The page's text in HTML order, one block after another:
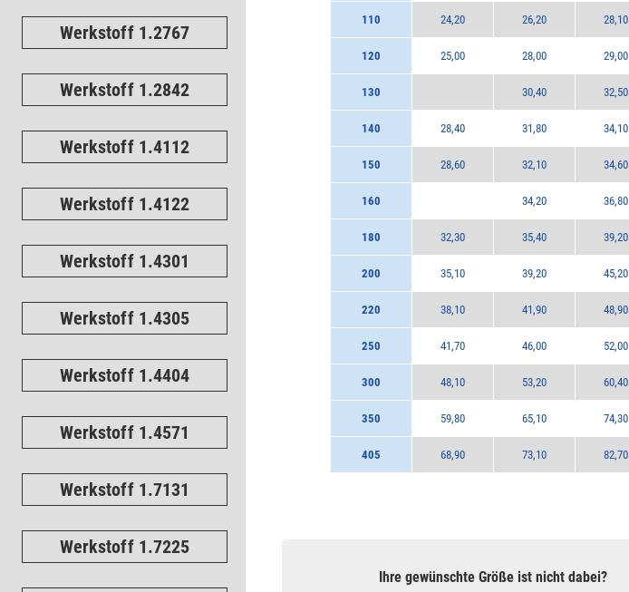
Werkstoff 1.2767
Werkstoff 1.2842
Werkstoff 1.4112
Werkstoff 1.4122
Werkstoff 1.4301
Werkstoff 1.4305
Werkstoff 1.4404
Werkstoff 1.4571
Werkstoff 1.7131
Werkstoff 1.7225
110 24,20 26,20 28,10
120 25,00 28,00 29,00
130 30,40 32,50
140 28,40 31,80 34,10
150 28,60 32,10 34,60
160 34,20 36,80
180 32,30 35,40 39,20
200 35,10 39,20 45,20
220 38,10 41,90 48,90
250 41,70 46,00 52,00
300 48,10 53,20 60,40
350 59,80 65,10 74,30
405 68,90 73,10 82,70
Ihre gewünschte Größe ist nicht dabei?